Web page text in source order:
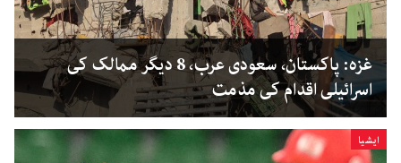
غزہ: پاکستان، سعودی عرب، 8 دیگر ممالک کی
اسرائیلی اقدام کی مذمت
ایشیا